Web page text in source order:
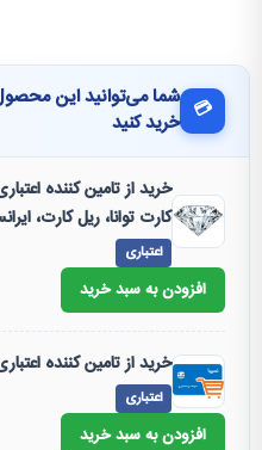
💳 شما می‌توانید این
خرید کنید
خرید از تامین کننده
کارت توانا، ریل کارت،
اعتباری
افزودن به سبد خرید
خرید از تامین کننده
اعتباری
افزودن به سبد خرید